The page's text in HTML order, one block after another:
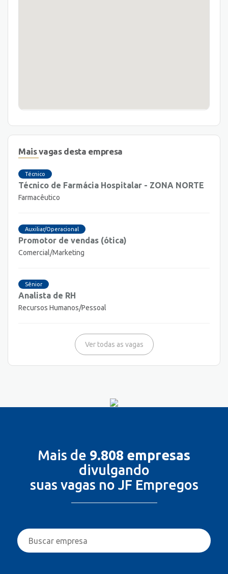
Mais vagas desta empresa
Técnico
Técnico de Farmácia Hospitalar - ZONA NORTE
Farmacêutico
Auxiliar/Operacional
Promotor de vendas (ótica)
Comercial/Marketing
Sênior
Analista de RH
Recursos Humanos/Pessoal
Ver todas as vagas
Mais de 9.808 empresas
divulgando
suas vagas no JF Empregos